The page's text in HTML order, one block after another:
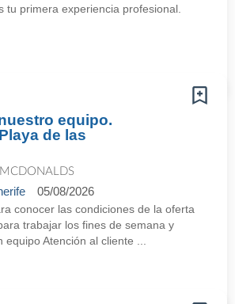
tu primera experiencia profesional.
equipo.
de las
05/08/2026
conocer las condiciones de la oferta
trabajar los fines de semana y
Atención al cliente ...